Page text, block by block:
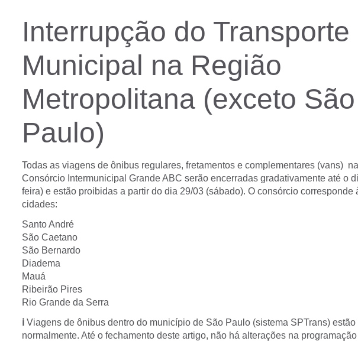
Interrupção do Transporte
Municipal na Região
Metropolitana (exceto São
Paulo)
Todas as viagens de ônibus regulares, fretamentos e complementares (vans)
Consórcio Intermunicipal Grande ABC serão encerradas gradativamente até o
feira) e estão proibidas a partir do dia 29/03 (sábado). O consórcio corresponde
cidades:
Santo André
São Caetano
São Bernardo
Diadema
Mauá
Ribeirão Pires
Rio Grande da Serra
ℹ Viagens de ônibus dentro do município de São Paulo (sistema SPTrans)
normalmente. Até o fechamento deste artigo, não há alterações na